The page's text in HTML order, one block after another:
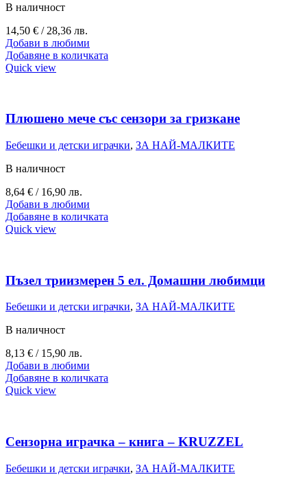
В наличност
14,50 € / 28,36 лв.
Добави в любими
Добавяне в количката
Quick view
Плюшено мече със сензори за гризкане
Бебешки и детски играчки, ЗА НАЙ-МАЛКИТЕ
В наличност
8,64 € / 16,90 лв.
Добави в любими
Добавяне в количката
Quick view
Пъзел триизмерен 5 ел. Домашни любимци
Бебешки и детски играчки, ЗА НАЙ-МАЛКИТЕ
В наличност
8,13 € / 15,90 лв.
Добави в любими
Добавяне в количката
Quick view
Сензорна играчка – книга – KRUZZEL
Бебешки и детски играчки, ЗА НАЙ-МАЛКИТЕ